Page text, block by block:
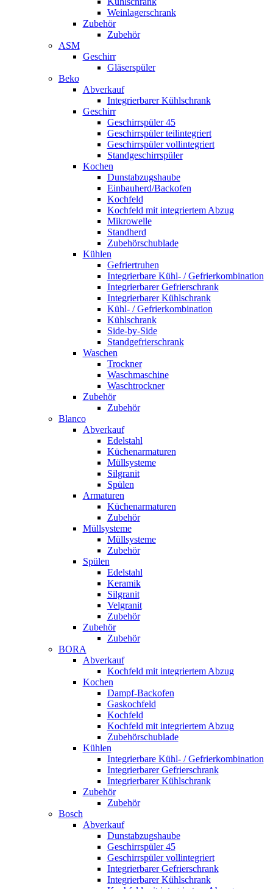
Weinlagerschrank
Zubehör
Zubehör
ASM
Geschirr
Gläserspüler
Beko
Abverkauf
Integrierbarer Kühlschrank
Geschirr
Geschirrspüler 45
Geschirrspüler teilintegriert
Geschirrspüler vollintegriert
Standgeschirrspüler
Kochen
Dunstabzugshaube
Einbauherd/Backofen
Kochfeld
Kochfeld mit integriertem Abzug
Mikrowelle
Standherd
Zubehörschublade
Kühlen
Gefriertruhen
Integrierbare Kühl- / Gefrierkombination
Integrierbarer Gefrierschrank
Integrierbarer Kühlschrank
Kühl- / Gefrierkombination
Kühlschrank
Side-by-Side
Standgefrierschrank
Waschen
Trockner
Waschmaschine
Waschtrockner
Zubehör
Zubehör
Blanco
Abverkauf
Edelstahl
Küchenarmaturen
Müllsysteme
Silgranit
Spülen
Armaturen
Küchenarmaturen
Zubehör
Müllsysteme
Müllsysteme
Zubehör
Spülen
Edelstahl
Keramik
Silgranit
Velgranit
Zubehör
Zubehör
Zubehör
BORA
Abverkauf
Kochfeld mit integriertem Abzug
Kochen
Dampf-Backofen
Gaskochfeld
Kochfeld
Kochfeld mit integriertem Abzug
Zubehörschublade
Kühlen
Integrierbare Kühl- / Gefrierkombination
Integrierbarer Gefrierschrank
Integrierbarer Kühlschrank
Zubehör
Zubehör
Bosch
Abverkauf
Dunstabzugshaube
Geschirrspüler 45
Geschirrspüler vollintegriert
Integrierbarer Gefrierschrank
Integrierbarer Kühlschrank